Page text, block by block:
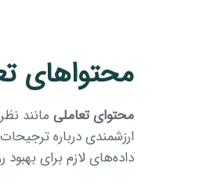
محتواهای
محتوای تعاملی مانند
ارزشمندی درباره
داده‌های لازم برای